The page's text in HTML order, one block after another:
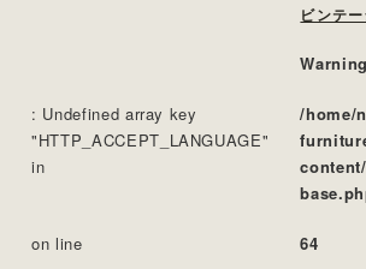
ビンテ
Warning
: Undefined array key
"HTTP_ACCEPT_LANGUAGE"
in
/home/
on line 64